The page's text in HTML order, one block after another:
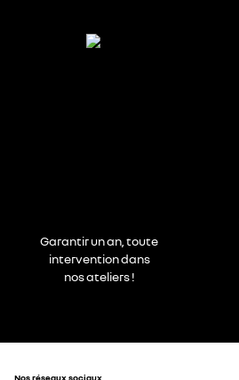
Garantir un an, toute
intervention dans
nos ateliers !
Nos réseaux sociaux